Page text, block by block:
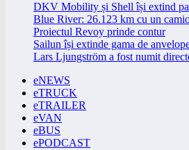
DKV Mobility și Shell își extind
Blue River: 26.123 km cu un
Proiectul Revoy prinde contur
Sailun își extinde gama de
Lars Ljungström a fost numit
eNEWS
eTRUCK
eTRAILER
eVAN
eBUS
ePODCAST